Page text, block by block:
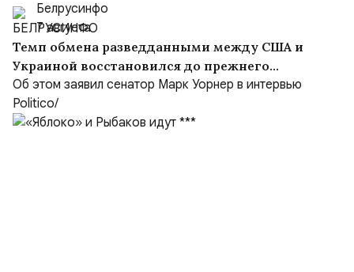
Белрусинфо
7 августа
Темп обмена разведданными между США и
Украиной восстановился до прежнего
уровня
Об этом заявил сенатор Марк Уорнер в интервью
Politico/